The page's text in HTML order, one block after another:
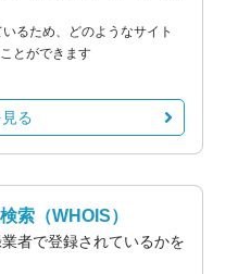
るため、どのようなサイト
とができます
る
索 （WHOIS）
者で登録されているかを